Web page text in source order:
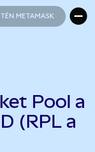
METAMASK
Pool a
(RPL a